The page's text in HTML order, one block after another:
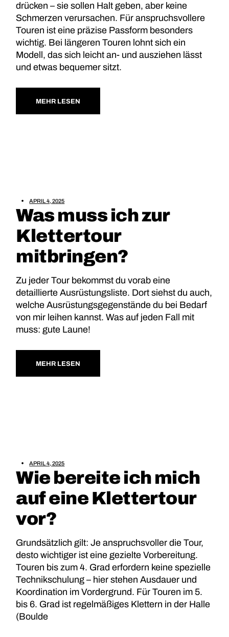
drücken – sie sollen Halt geben, aber keine
Schmerzen verursachen. Für anspruchsvollere
Touren ist eine präzise Passform besonders
wichtig. Bei längeren Touren lohnt sich ein
Modell, das sich leicht an- und ausziehen lässt
und etwas bequemer sitzt.
MEHR LESEN
APRIL 4, 2025
Was muss ich zur
Klettertour
mitbringen?
Zu jeder Tour bekommst du vorab eine
detaillierte Ausrüstungsliste. Dort siehst du auch,
welche Ausrüstungsgegenstände du bei Bedarf
von mir leihen kannst. Was auf jeden Fall mit
muss: gute Laune!
MEHR LESEN
APRIL 4, 2025
Wie bereite ich mich
auf eine Klettertour
vor?
Grundsätzlich gilt: Je anspruchsvoller die Tour,
desto wichtiger ist eine gezielte Vorbereitung.
Touren bis zum 4. Grad erfordern keine spezielle
Technikschulung – hier stehen Ausdauer und
Koordination im Vordergrund. Für Touren im 5.
bis 6. Grad ist regelmäßiges Klettern in der Halle
(Boulde